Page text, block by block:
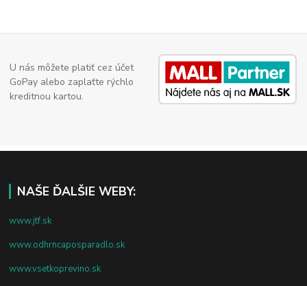
U nás môžete platiť cez účet
GoPay alebo zaplaťte rýchlo
kreditnou kartou.
NAŠE ĎALŠIE WEBY:
www.jtf.sk
www.odhrncaposparadlo.sk
www.vsetkoprevino.sk